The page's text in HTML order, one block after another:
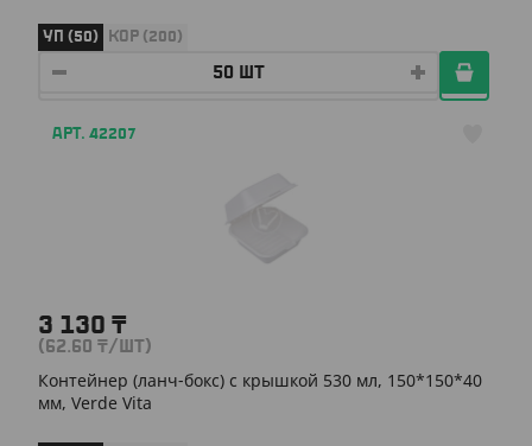
УП (50) КОР (200)
АРТ. 42207
3 130 ₸
(62.60 ₸/ШТ)
Контейнер (ланч-бокс) с крышкой 530 мл, 150*150*40
мм, Verde Vita